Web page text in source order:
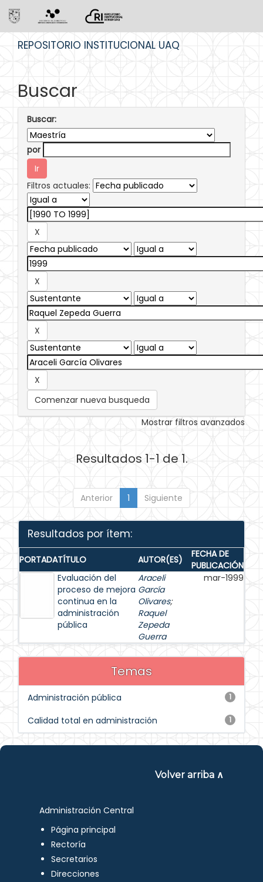
REPOSITORIO INSTITUCIONAL UAQ
Buscar
Buscar:
por
Filtros actuales:
Comenzar nueva busqueda
Mostrar filtros avanzados
Resultados 1-1 de 1.
Anterior 1 Siguiente
Resultados por ítem:
PORTADATÍTULO AUTOR(ES)
FECHA DE
PUBLICACIÓN
Evaluación del
proceso de mejora
continua en la
administración
pública
Araceli
García
Olivares;
Raquel
Zepeda
Guerra
mar-1999
Temas
1
Administración pública
1
Calidad total en administración
Volver arriba ∧
Administración Central
Página principal
Rectoría
Secretarios
Direcciones